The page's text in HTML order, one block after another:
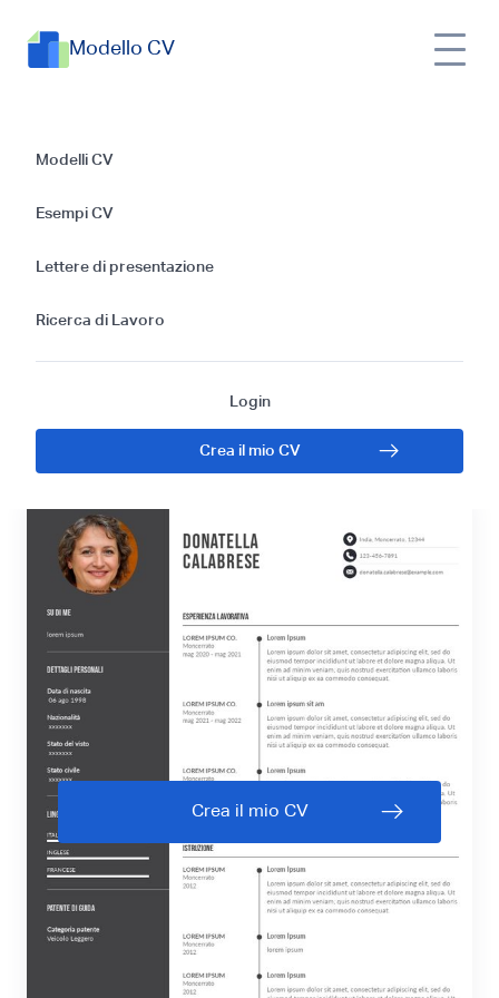
Modello CV
Modelli CV
Esempi CV
Lettere di presentazione
Ricerca di Lavoro
Login
Crea il mio CV
Guida passo passo
su come scrivere un
CV per un
Infermiere di
senza Esperienza
Crea il mio CV